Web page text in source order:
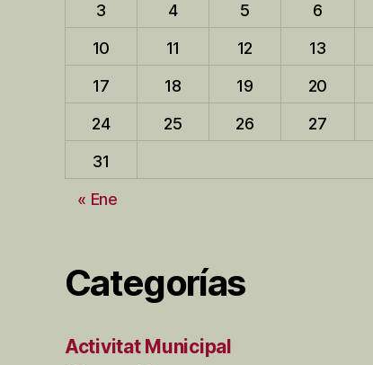
3
4 5 6
10
11 12 13
17
18 19 20
24
25 26 27
31
« Ene
Categorías
Activitat Municipal